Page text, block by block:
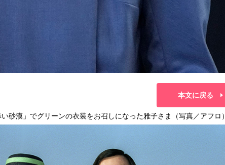
本文に戻る
砂漠」でグリーンの衣装をお召しになった雅子さま（写真／アフロ）